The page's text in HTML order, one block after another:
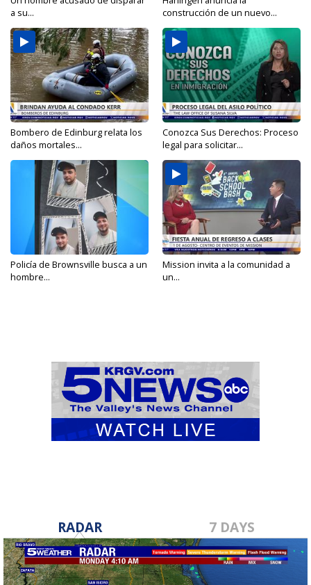
a su...
construcción de un nuevo...
Bombero de Edinburg relata los
daños mortales...
Conozca Sus Derechos: Proceso
legal para solicitar...
Policía de Brownsville busca a un
hombre...
Mission invita a la comunidad a
un...
RADAR 7 DAYS